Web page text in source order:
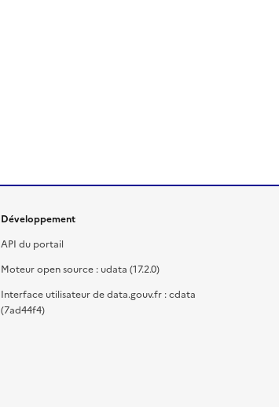
Développement
API du portail
Moteur open source : udata (17.2.0)
Interface utilisateur de data.gouv.fr : cdata
(7ad44f4)